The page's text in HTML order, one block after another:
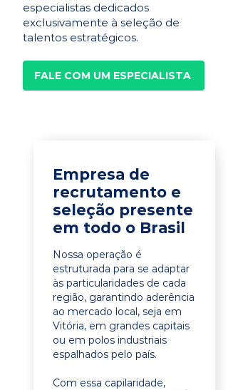
especialistas dedicados
exclusivamente à seleção de
talentos estratégicos.
FALE COM UM ESPECIALISTA
Empresa de
recrutamento e
seleção presente
em todo o Brasil
Nossa operação é
estruturada para se adaptar
às particularidades de cada
região, garantindo aderência
ao mercado local, seja em
Vitória, em grandes capitais
ou em polos industriais
espalhados pelo país.
Com essa capilaridade,